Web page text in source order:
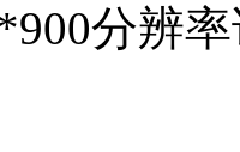
分辨